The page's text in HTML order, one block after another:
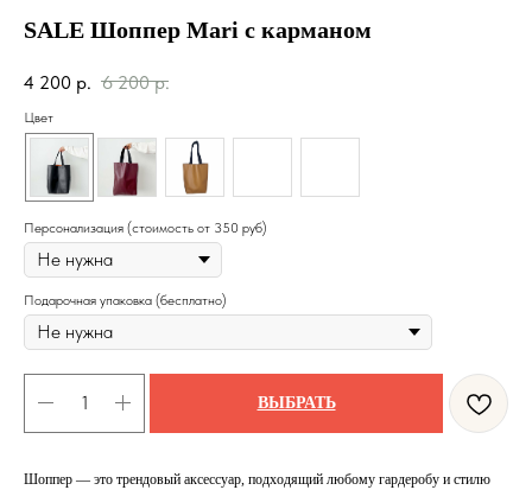
SALE Шоппер Mari с карманом
4 200 р. 6 200 р.
Цвет
Персонализация (стоимость от 350 руб)
Подарочная упаковка (бесплатно)
ВЫБРАТЬ
Шоппер — это трендовый аксессуар, подходящий любому гардеробу и стилю